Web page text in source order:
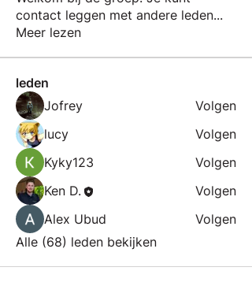
contact leggen met andere leden...
Meer lezen
leden
Jofrey
Volgen
lucy
Volgen
Kyky123
Volgen
Ken D.
Volgen
Alex Ubud
Volgen
Alle (68) leden bekijken